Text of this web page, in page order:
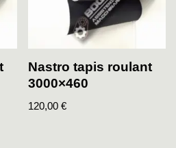
Nastro tapis roulant
3000×460
120,00€